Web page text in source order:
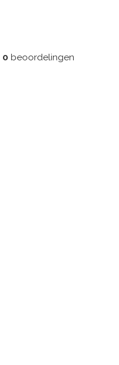
0 beoordelingen